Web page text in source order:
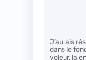
J’aurais
dans le
voleur, la